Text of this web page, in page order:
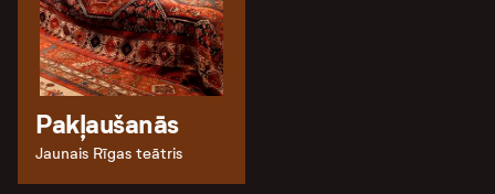
Pakļaušanās
Jaunais Rīgas teātris